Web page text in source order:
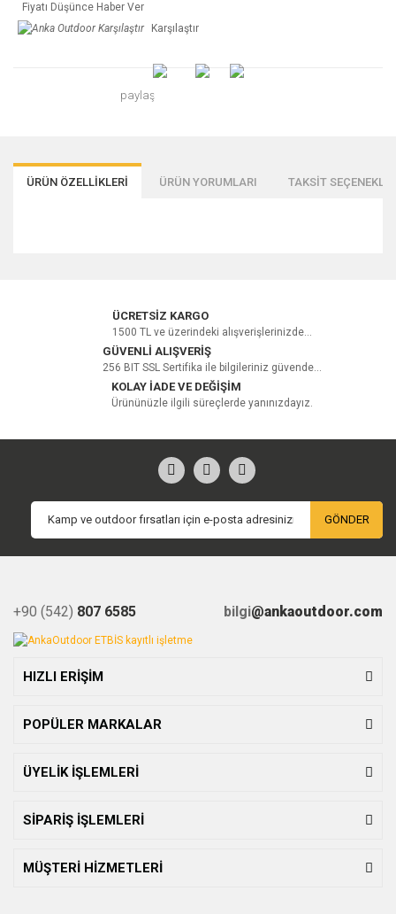
Fiyatı Düşünce Haber Ver
Karşılaştır
paylaş
ÜRÜN ÖZELLİKLERİ ÜRÜN YORUMLARI TAKSİT
Bu ürüne ilk yorumu siz yapın!
Yorum Yaz
ÜCRETSİZ KARGO
1500 TL ve üzerindeki alışverişlerinizde...
GÜVENLİ ALIŞVERİŞ
256 BIT SSL Sertifika ile bilgileriniz güvende...
KOLAY İADE VE DEĞİŞİM
Ürününüzle ilgili süreçlerde yanınızdayız.
GÖNDER
+90 (542) 807 6585 bilgi@ankaoutdoor.com
HIZLI ERİŞİM
POPÜLER MARKALAR
ÜYELİK İŞLEMLERİ
SİPARİŞ İŞLEMLERİ
MÜŞTERİ HİZMETLERİ